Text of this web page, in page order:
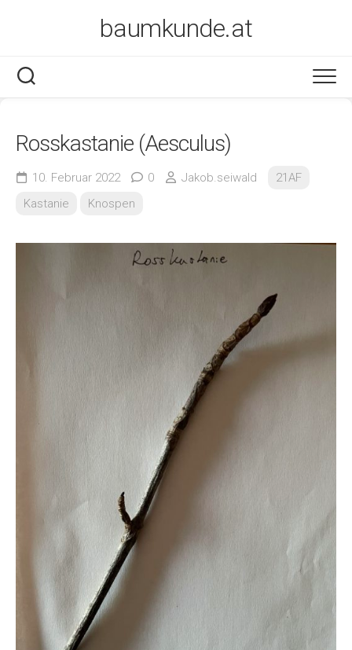
baumkunde.at
Rosskastanie (Aesculus)
10. Februar 2022 0 Jakob.seiwald
21AF
Kastanie
Knospen